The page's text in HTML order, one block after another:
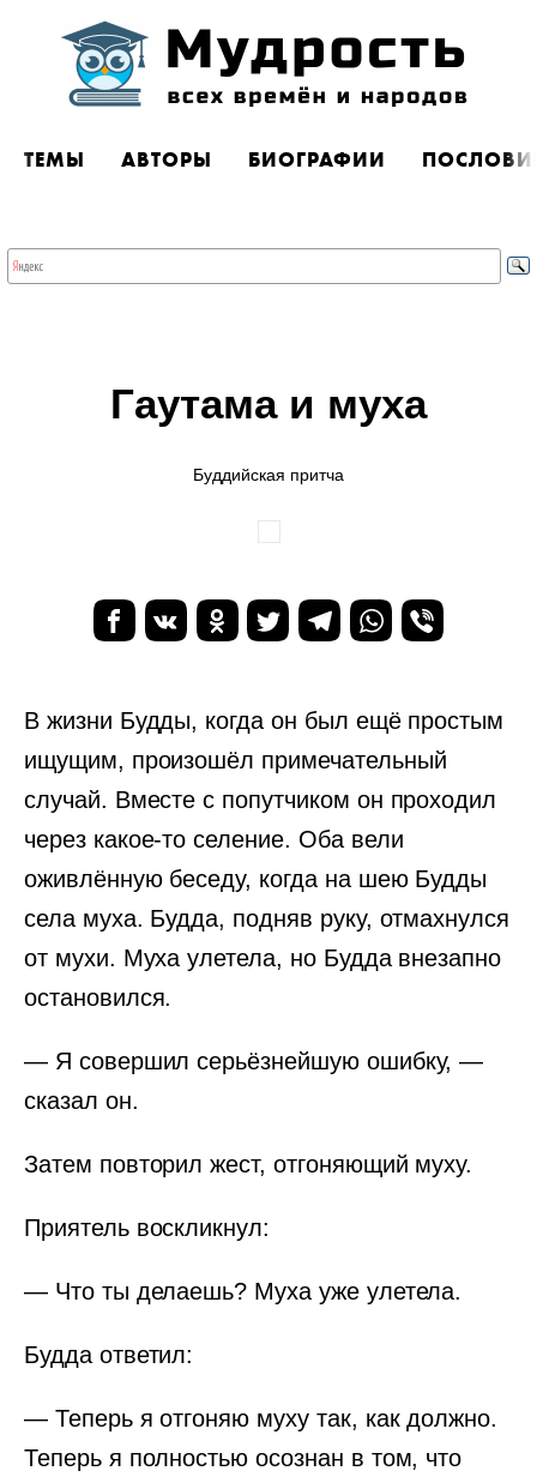
ТЕМЫ АВТОРЫ БИОГРАФИИ
Гаутама и муха
Буддийская притча
В жизни Будды, когда он был ещё простым
ищущим, произошёл примечательный
случай. Вместе с попутчиком он проходил
через какое-то селение. Оба вели
оживлённую беседу, когда на шею Будды
села муха. Будда, подняв руку, отмахнулся
от мухи. Муха улетела, но Будда внезапно
остановился.
— Я совершил серьёзнейшую ошибку, —
сказал он.
Затем повторил жест, отгоняющий муху.
Приятель воскликнул:
— Что ты делаешь? Муха уже улетела.
Будда ответил:
— Теперь я отгоняю муху так, как должно.
Теперь я полностью осознан в том, что